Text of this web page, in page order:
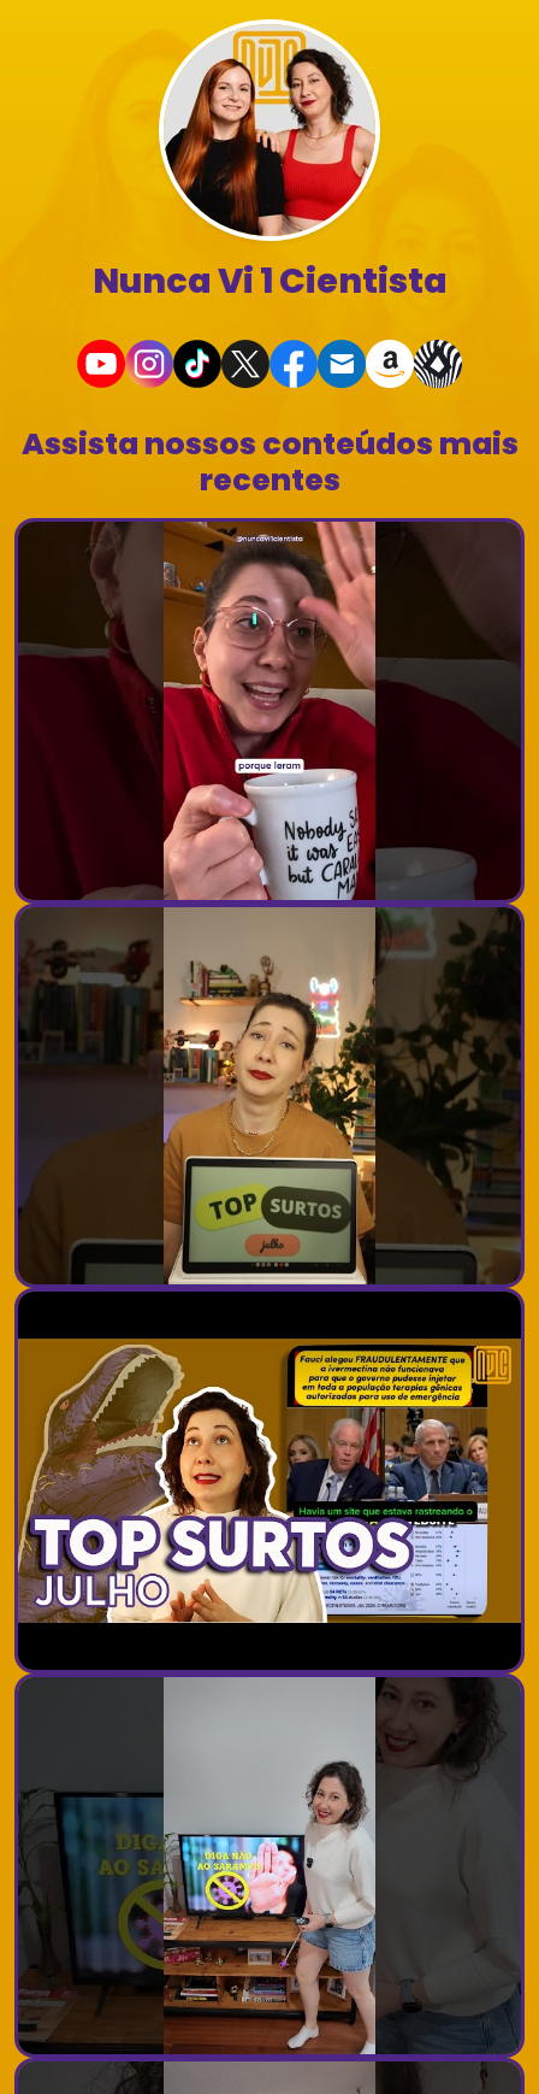
Nunca Vi 1 Cientista
Assista nossos conteúdos mais
recentes